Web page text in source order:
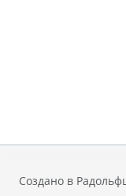
Создано в